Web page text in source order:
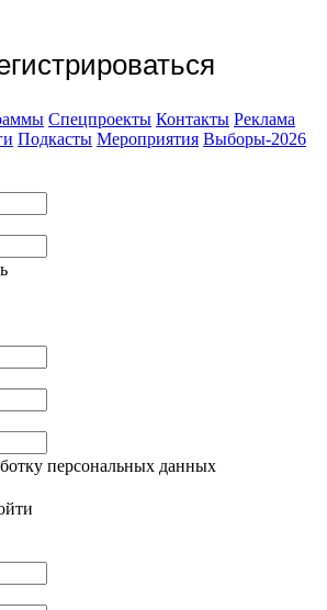
Спецпроекты Контакты Реклама
Подкасты Мероприятия Выборы-2026
персональных данных